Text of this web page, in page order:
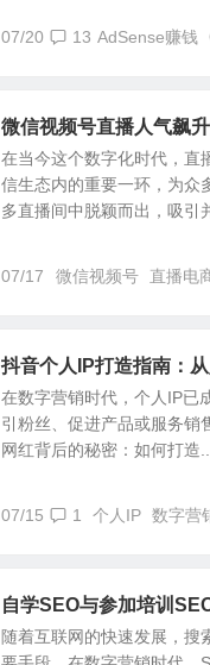
07/20 13 AdSense赚钱
微信视频号直播人气飙
在当今这个数字化时代，直
信生态内的重要一环，为众
多直播间中脱颖而出，吸引
07/17 微信视频号 直播电
抖音个人IP打造指南：
在数字营销时代，个人IP已
引粉丝、促进产品或服务销
网红背后的秘密：如何打造...
07/15 1 个人IP 数字营
自学SEO与参加培训
随着互联网的快速发展，搜